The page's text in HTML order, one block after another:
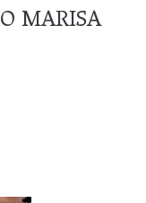
MARISA